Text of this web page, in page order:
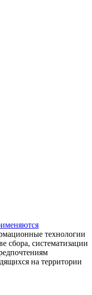
технологии
сбора, систематизации
на территории